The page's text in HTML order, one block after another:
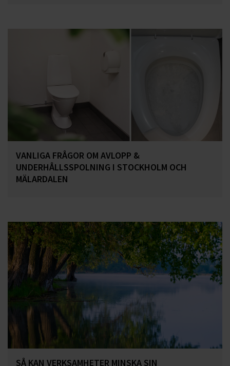
VANLIGA FRÅGOR OM AVLOPP &
UNDERHÅLLSSPOLNING I STOCKHOLM OCH
MÄLARDALEN
SÅ KAN VERKSAMHETER MINSKA SIN